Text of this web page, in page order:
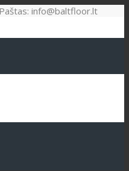
info@baltfloor.lt